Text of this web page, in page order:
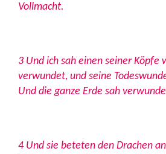
Vollmacht.
3 Und ich sah einen seiner Köpfe
verwundet, und seine
Und die ganze Erde sah
4 Und sie beteten den Drachen